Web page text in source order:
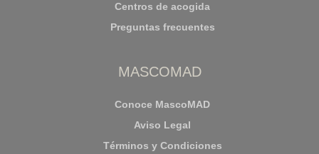
Centros de acogida
Preguntas frecuentes
MASCOMAD
Conoce MascoMAD
Aviso Legal
Términos y Condiciones